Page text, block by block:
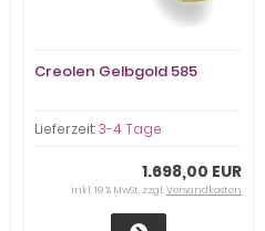
Creolen Gelbgold 585
Lieferzeit:3-4 Tage
1.698,00 EUR
inkl. 19 % MwSt. zzgl.Versandkosten